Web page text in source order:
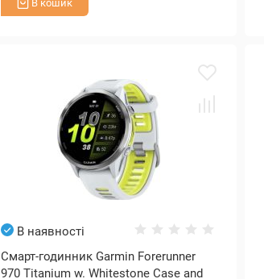
В кошик
В наявності
Смарт-годинник Garmin Forerunner
970 Titanium w. Whitestone Case and